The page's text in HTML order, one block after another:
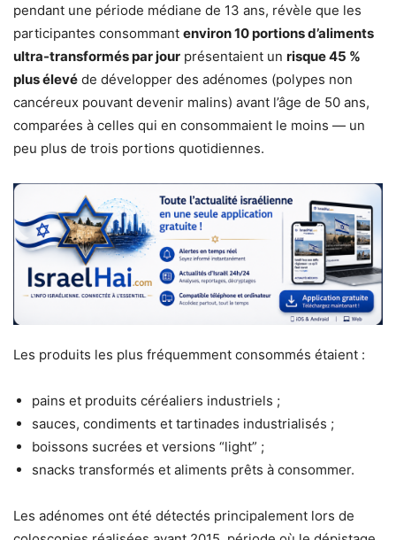
pendant une période médiane de 13 ans, révèle que les
participantes consommant environ 10 portions d’aliments
ultra-transformés par jour présentaient un risque 45 %
plus élevé de développer des adénomes (polypes non
cancéreux pouvant devenir malins) avant l’âge de 50 ans,
comparées à celles qui en consommaient le moins — un
peu plus de trois portions quotidiennes.
Les produits les plus fréquemment consommés étaient :
pains et produits céréaliers industriels ;
sauces, condiments et tartinades industrialisés ;
boissons sucrées et versions “light” ;
snacks transformés et aliments prêts à consommer.
Les adénomes ont été détectés principalement lors de